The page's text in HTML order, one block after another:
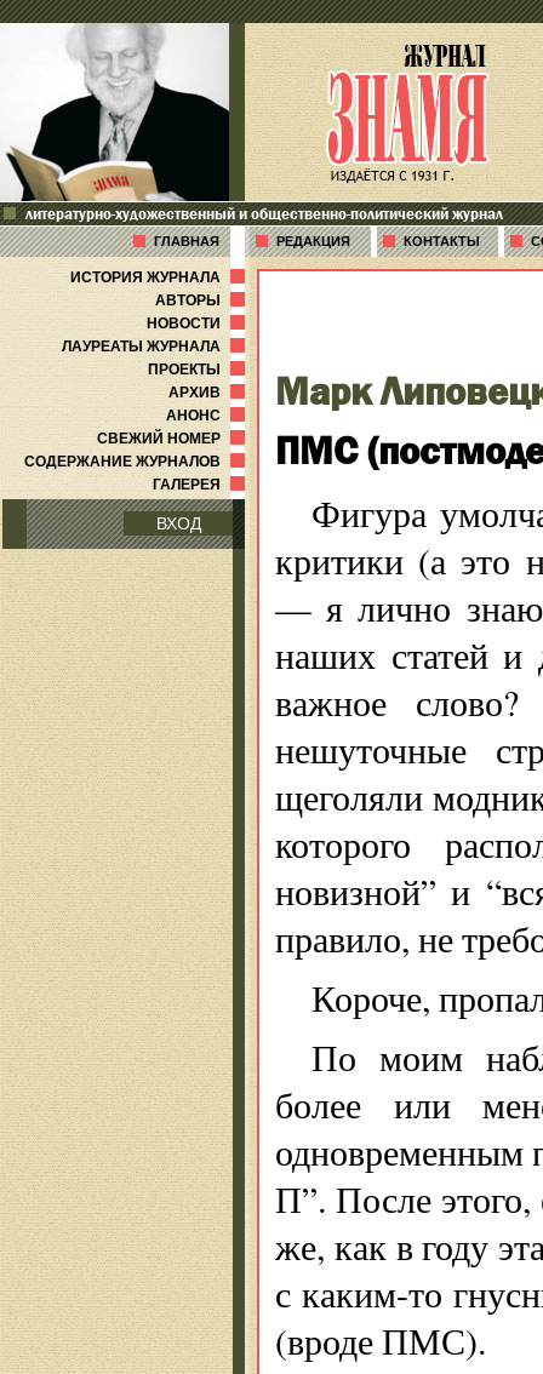
литературно-художественный и общественно-политический журнал
ГЛАВНАЯ РЕДАКЦИЯ КОНТАКТЫ
ИСТОРИЯ ЖУРНАЛА
АВТОРЫ
НОВОСТИ
ЛАУРЕАТЫ ЖУРНАЛА
ПРОЕКТЫ
АРХИВ
АНОНС
СВЕЖИЙ НОМЕР
СОДЕРЖАНИЕ ЖУРНАЛОВ
ГАЛЕРЕЯ
ВХОД
Марк
ПМС
Фигура
критики (а это
— я лично знаю
наших статей и
важное
нешуточные
щеголяли
которого
новизной” и
правило, не
Короче,
По моим
более или
одновременным
П”. После
же, как в году
с каким-то
(вроде ПМС).